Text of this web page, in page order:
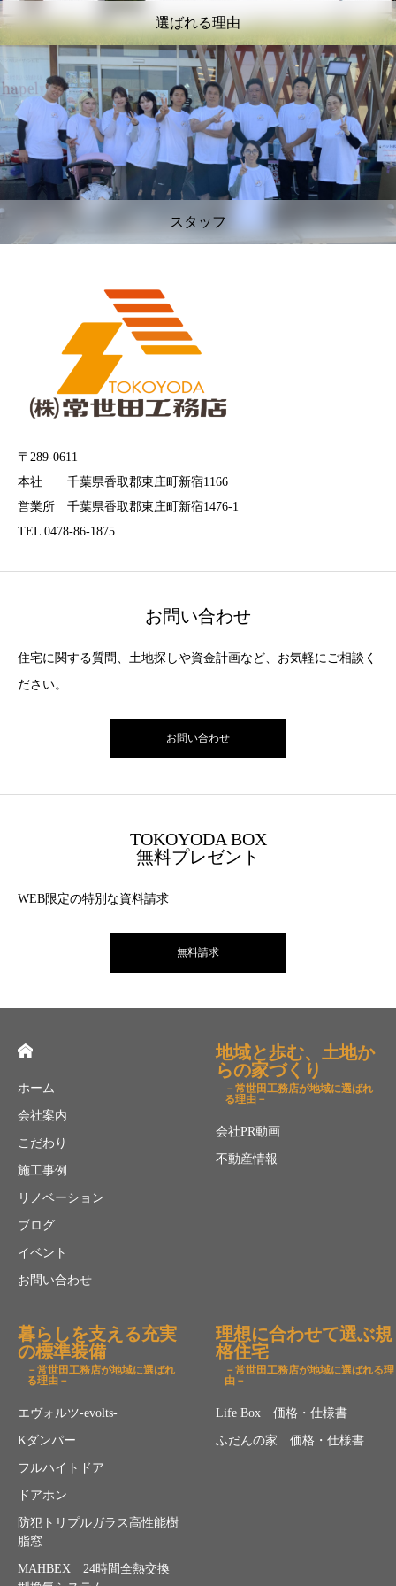
選ばれる理由
スタッフ
〒289-0611
本社 千葉県香取郡東庄町新宿1166
営業所 千葉県香取郡東庄町新宿1476-1
TEL 0478-86-1875
お問い合わせ
住宅に関する質問、土地探しや資金計画など、お気軽にご相談く
ださい。
お問い合わせ
TOKOYODA BOX
無料プレゼント
WEB限定の特別な資料請求
無料請求
ホーム
会社案内
こだわり
施工事例
リノベーション
ブログ
イベント
お問い合わせ
地域と歩む、土地か
らの家づくり
－常世田工務店が地域に選ばれ
る理由－
会社PR動画
不動産情報
暮らしを支える充実
の標準装備
－常世田工務店が地域に選ばれ
る理由－
エヴォルツ-evolts-
Kダンパー
フルハイトドア
ドアホン
防犯トリプルガラス高性能樹
脂窓
MAHBEX 24時間全熱交換
理想に合わせて選ぶ規
格住宅
－常世田工務店が地域に選ばれる理
由－
Life Box 価格・仕様書
ふだんの家 価格・仕様書